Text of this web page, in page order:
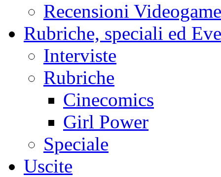
Recensioni
Rubriche, speciali ed
Interviste
Rubriche
Cinecomics
Girl Power
Speciale
Uscite